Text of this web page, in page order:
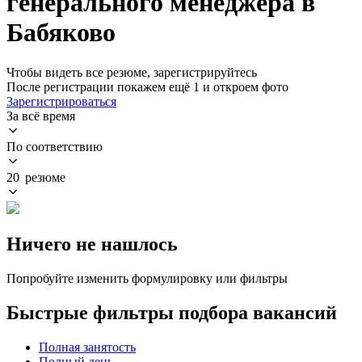
Бабяково
Чтобы видеть все резюме, зарегистрируйтесь
После регистрации покажем ещё 1 и откроем фото
Зарегистрироваться
За всё время
По соответствию
20 резюме
Ничего не нашлось
Попробуйте изменить формулировку или фильтры
Быстрые фильтры подбора вакансий
Полная занятость